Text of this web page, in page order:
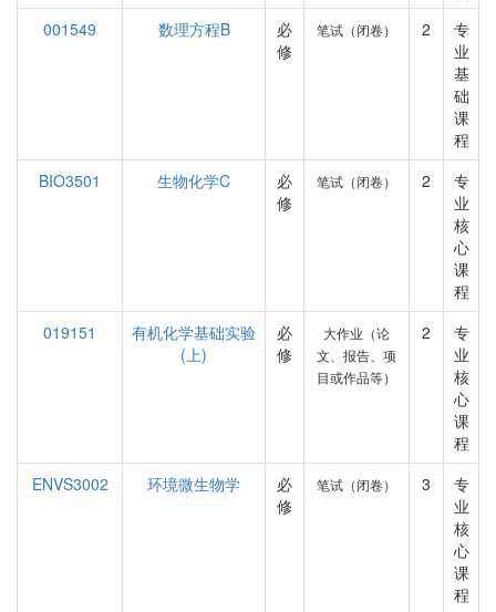
001549
数理方程B
必
修
笔试（闭卷） 2
专
业
基
础
课
程
BIO3501
生物化学C
必
修
笔试（闭卷） 2
专
业
核
心
课
程
019151
有机化学基础实验
(上)
必
修
大作业（论
文、报告、项
目或作品等）
2
专
业
核
心
课
程
ENVS3002
环境微生物学
必
修
笔试（闭卷） 3
专
业
核
心
课
程